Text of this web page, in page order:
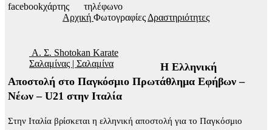
facebookχάρτης
τηλέφωνο
Αρχική Φωτογραφίες Δραστηριότητες
Α. Σ. Shotokan Karate
Σαλαμίνας | Σαλαμίνα
Η Ελληνική
Αποστολή στο Παγκόσμιο Πρωτάθλημα Εφήβων –
Νέων – U21 στην Ιταλία
Στην Ιταλία βρίσκεται η ελληνική αποστολή για το Παγκόσμιο